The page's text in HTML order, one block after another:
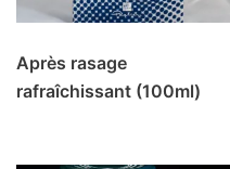
Après rasage
rafraîchissant (100ml)